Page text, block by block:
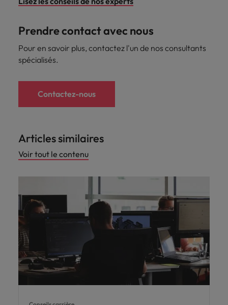
Prendre contact avec nous
Pour en savoir plus, contactez l'un de nos consultants
spécialisés.
Contactez-nous
Articles similaires
Voir tout le contenu